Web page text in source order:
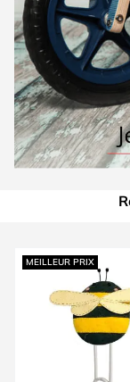
Press to skip
MEILLEUR PRIX